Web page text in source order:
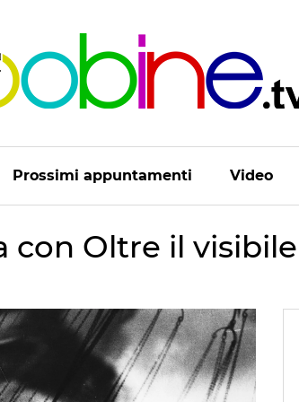
Prossimi appuntamenti Video
con Oltre il visibile